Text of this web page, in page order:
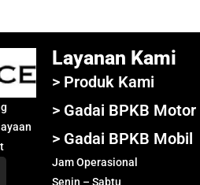
Layanan Kami
> Produk Kami
> Gadai BPKB Motor
> Gadai BPKB Mobil
Jam Operasional
Senin – Sabtu